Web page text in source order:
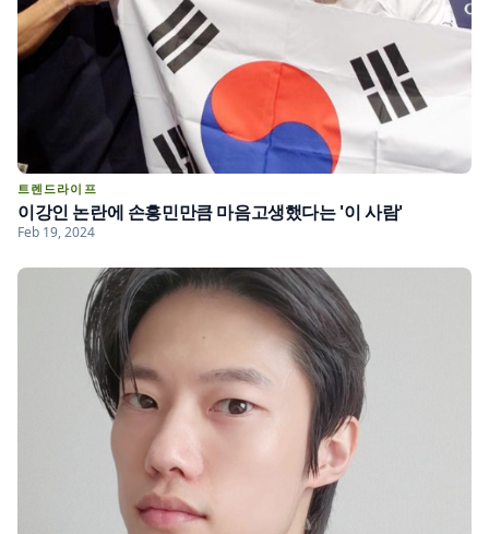
트렌드라이프
이강인 논란에 손흥민만큼 마음고생했다는 '이 사람'
Feb 19, 2024